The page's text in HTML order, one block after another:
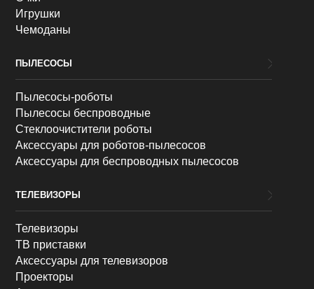
Игрушки
Чемоданы
ПЫЛЕСОСЫ
Пылесосы-роботы
Пылесосы беспроводные
Стеклоочистители роботы
Аксессуары для роботов-пылесосов
Аксессуары для беспроводных пылесосов
ТЕЛЕВИЗОРЫ
Телевизоры
ТВ приставки
Аксессуары для телевизоров
Проекторы